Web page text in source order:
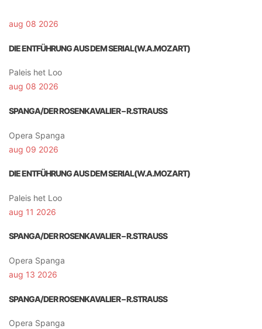
aug 08 2026
DIE ENTFÜHRUNG AUS DEM SERIAL(W.A.MOZART)
Paleis het Loo
aug 08 2026
SPANGA/DER ROSENKAVALIER – R.STRAUSS
Opera Spanga
aug 09 2026
DIE ENTFÜHRUNG AUS DEM SERIAL(W.A.MOZART)
Paleis het Loo
aug 11 2026
SPANGA/DER ROSENKAVALIER – R.STRAUSS
Opera Spanga
aug 13 2026
SPANGA/DER ROSENKAVALIER – R.STRAUSS
Opera Spanga